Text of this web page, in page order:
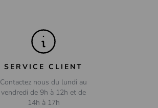
SERVICE CLIENT
Contactez nous du lundi au
vendredi de 9h à 12h et de
14h à 17h